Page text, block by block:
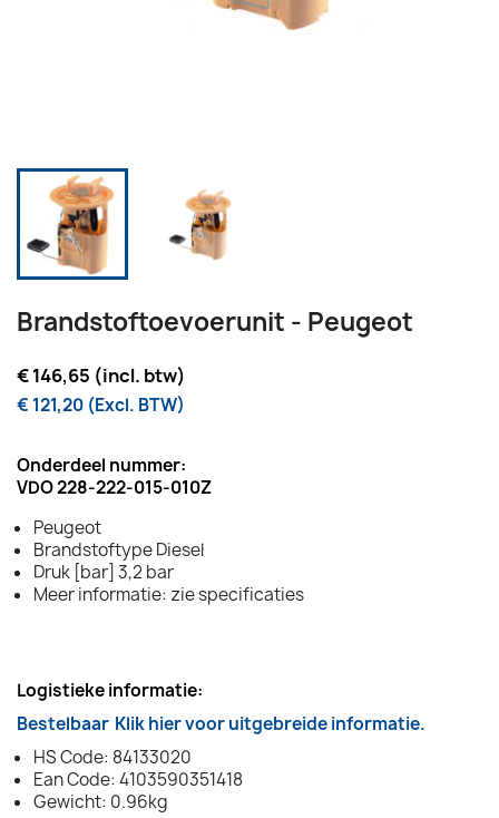
Brandstoftoevoerunit - Peugeot
€ 146,65 (incl. btw)
€ 121,20 (Excl. BTW)
Onderdeel nummer:
VDO 228-222-015-010Z
Peugeot
Brandstoftype Diesel
Druk [bar] 3,2 bar
Meer informatie: zie specificaties
Logistieke informatie:
Bestelbaar Klik hier voor uitgebreide informatie.
HS Code: 84133020
Ean Code: 4103590351418
Gewicht: 0.96kg